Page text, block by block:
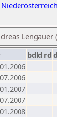
Niederösterreich
Lengauer (
bdld rd